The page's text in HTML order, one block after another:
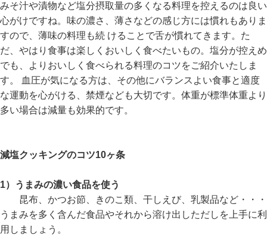
みそ汁や漬物など塩分摂取量の多くなる料理を控えるのは良い
心がけですね。味の濃さ、薄さなどの感じ方には慣れもありま
すので、薄味の料理も続 けることで舌が慣れてきます。た
だ、やはり食事は楽しくおいしく食べたいもの。塩分が控えめ
でも、よりおいしく食べられる料理のコツをご紹介いたしま
す。 血圧が気になる方は、その他にバランスよい食事と適度
な運動を心がける、禁煙なども大切です。体重が標準体重より
多い場合は減量も効果的です。
減塩クッキングのコツ10ヶ条
1）うまみの濃い食品を使う
昆布、かつお節、きのこ類、干しえび、乳製品など・・・
うまみを多く含んだ食品やそれから溶け出しただしを上手に利
用しましょう。